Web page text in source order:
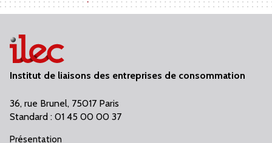
Institut de liaisons des entreprises de consommation
36, rue Brunel, 75017 Paris
Standard : 01 45 00 00 37
Présentation